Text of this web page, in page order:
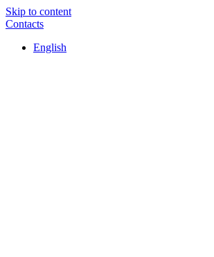
Skip to content
Contacts
English